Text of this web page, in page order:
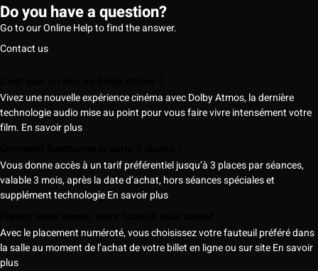
Do you have a question?
Go to our Online Help to find the answer.
Contact us
Vivez une nouvelle expérience cinéma avec Dolby Atmos, la dernière
technologie audio mise au point pour vous faire vivre intensément votre
film. En savoir plus
Vous donne accès à un tarif préférentiel jusqu’à 3 places par séances,
valable 3 mois, après la date d’achat, hors séances spéciales et
supplément technologieEn savoir plus
Avec le placement numéroté, vous choisissez votre fauteuil préféré dans
la salle au moment de l’achat de votre billet en ligne ou sur siteEn savoir
plus